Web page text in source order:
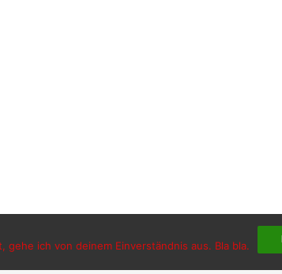
ich von deinem Einverständnis aus. Bla bla.